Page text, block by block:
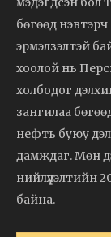
бөгөөд
эрмэлзэлтэй
хоолой нь
холбодог
зангилаа
нефть буюу
дамждаг. Мөн
нийлүүлэлтийн
байна.